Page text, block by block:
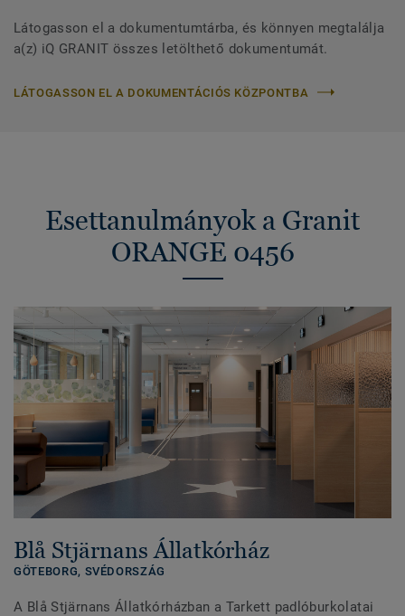
Látogasson el a dokumentumtárba, és könnyen megtalálja
a(z) iQ GRANIT összes letölthető dokumentumát.
LÁTOGASSON EL A DOKUMENTÁCIÓS KÖZPONTBA
Esettanulmányok a Granit
ORANGE 0456
Blå Stjärnans Állatkórház
GÖTEBORG, SVÉDORSZÁG
A Blå Stjärnans Állatkórházban a Tarkett padlóburkolatai